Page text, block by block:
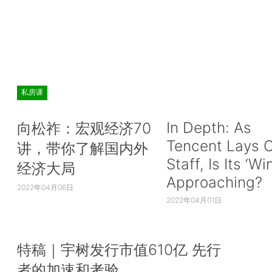
私房课
向松祚：宏观经济70
讲，带你了解国内外
经济大局
2022年04月06日
In Depth: As
Tencent Lays
Staff, Is Its
Approaching?
2022年04月01日
特稿｜宇树发行市值610亿 先行